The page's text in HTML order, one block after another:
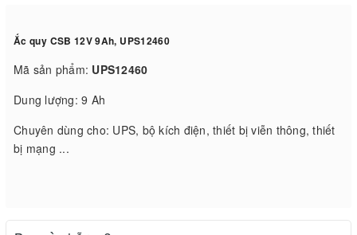
Ắc quy CSB 12V 9Ah, UPS12460
Mã sản phẩm: UPS12460
Dung lượng: 9 Ah
Chuyên dùng cho: UPS, bộ kích điện, thiết bị viễn thông, thiết
bị mạng ...